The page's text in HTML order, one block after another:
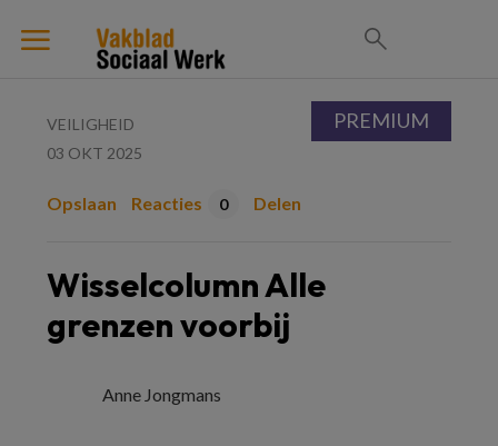
VEILIGHEID
03 OKT 2025
Opslaan Reacties 0 Delen
Wisselcolumn Alle
grenzen voorbij
Anne Jongmans
PREMIUM